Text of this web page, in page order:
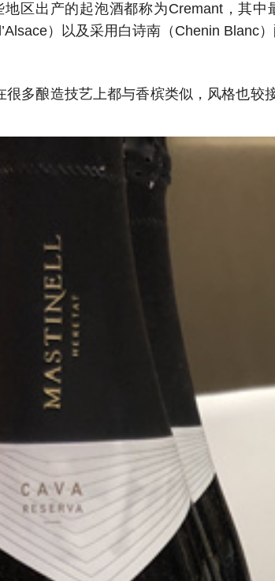
区出产的起泡酒都称为Cremant，其
）以及采用白诗南（Chenin Blanc
多酿造技艺上都与香槟类似，风格也